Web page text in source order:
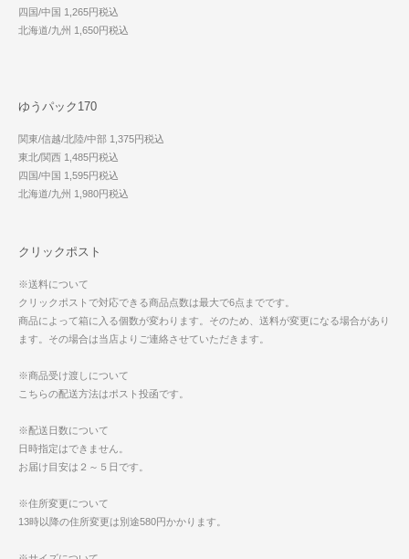
四国/中国 1,265円税込
北海道/九州 1,650円税込
ゆうパック170
関東/信越/北陸/中部 1,375円税込
東北/関西 1,485円税込
四国/中国 1,595円税込
北海道/九州 1,980円税込
クリックポスト
※送料について
クリックポストで対応できる商品点数は最大で6点までです。
商品によって箱に入る個数が変わります。そのため、送料が変更になる場合があり
ます。その場合は当店よりご連絡させていただきます。
※商品受け渡しについて
こちらの配送方法はポスト投函です。
※配送日数について
日時指定はできません。
お届け目安は２～５日です。
※住所変更について
13時以降の住所変更は別途580円かかります。